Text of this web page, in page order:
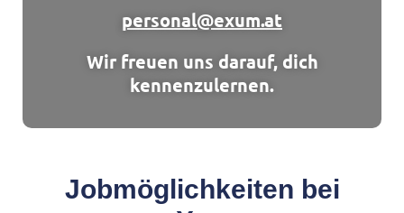
personal@exum.at
Wir freuen uns darauf, dich
kennenzulernen.
Jobmöglichkeiten bei